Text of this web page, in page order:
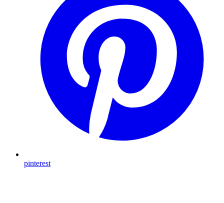
pinterest